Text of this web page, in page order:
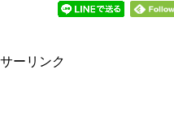
ーリンク